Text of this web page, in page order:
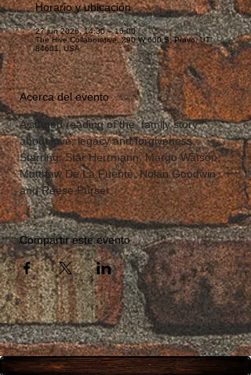
Horario y ubicación
27 jun 2026, 14:30 – 16:00
The Hive Collaborative, 290 W 600 S, Provo, UT
84601, USA
Acerca del evento
A staged reading of the  family story
about love, legacy and forgiveness.
Starring: Star Herrmann, Margo Watson,
Matthew De La Fuente, Nolan Goodwin
and Reese Purser.
Compartir este evento